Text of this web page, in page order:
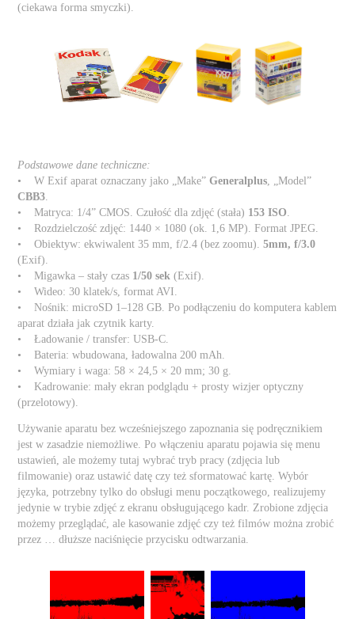
(ciekawa forma smyczki).
Podstawowe dane techniczne:
• W Exif aparat oznaczany jako „Make”Generalplus , „Model”
CBB3
• Matryca: 1/4” CMOS. Czułość dla zdjęć (stała) 153 ISO
• Rozdzielczość zdjęć: 1440 × 1080 (ok. 1,6 MP). Format JPEG.
• Obiektyw: ekwiwalent 35 mm, f/2.4 (bez zoomu).5mm, f/3.0
(Exif).
• Migawka – stały czas 1/50 sek (Exif).
• Wideo: 30 klatek/s, format AVI.
• Nośnik: microSD 1–128 GB. Po podłączeniu do komputera kablem
aparat działa jak czytnik karty.
• Ładowanie / transfer: USB-C.
• Bateria: wbudowana, ładowalna 200 mAh.
• Wymiary i waga: 58 × 24,5 × 20 mm; 30 g.
• Kadrowanie: mały ekran podglądu + prosty wizjer optyczny
(przelotowy).
Używanie aparatu bez wcześniejszego zapoznania się podręcznikiem
jest w zasadzie niemożliwe. Po włączeniu aparatu pojawia się menu
ustawień, ale możemy tutaj wybrać tryb pracy (zdjęcia lub
filmowanie) oraz ustawić datę czy też sformatować kartę. Wybór
języka, potrzebny tylko do obsługi menu początkowego, realizujemy
jedynie w trybie zdjęć z ekranu obsługującego kadr. Zrobione zdjęcia
możemy przeglądać, ale kasowanie zdjęć czy też filmów można zrobić
przez … dłuższe naciśnięcie przycisku odtwarzania.